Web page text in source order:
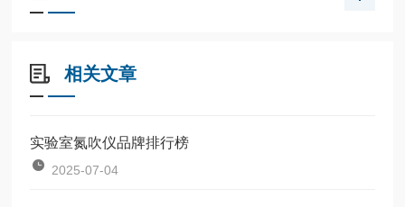
相关文章
实验室氮吹仪品牌排行榜
2025-07-04